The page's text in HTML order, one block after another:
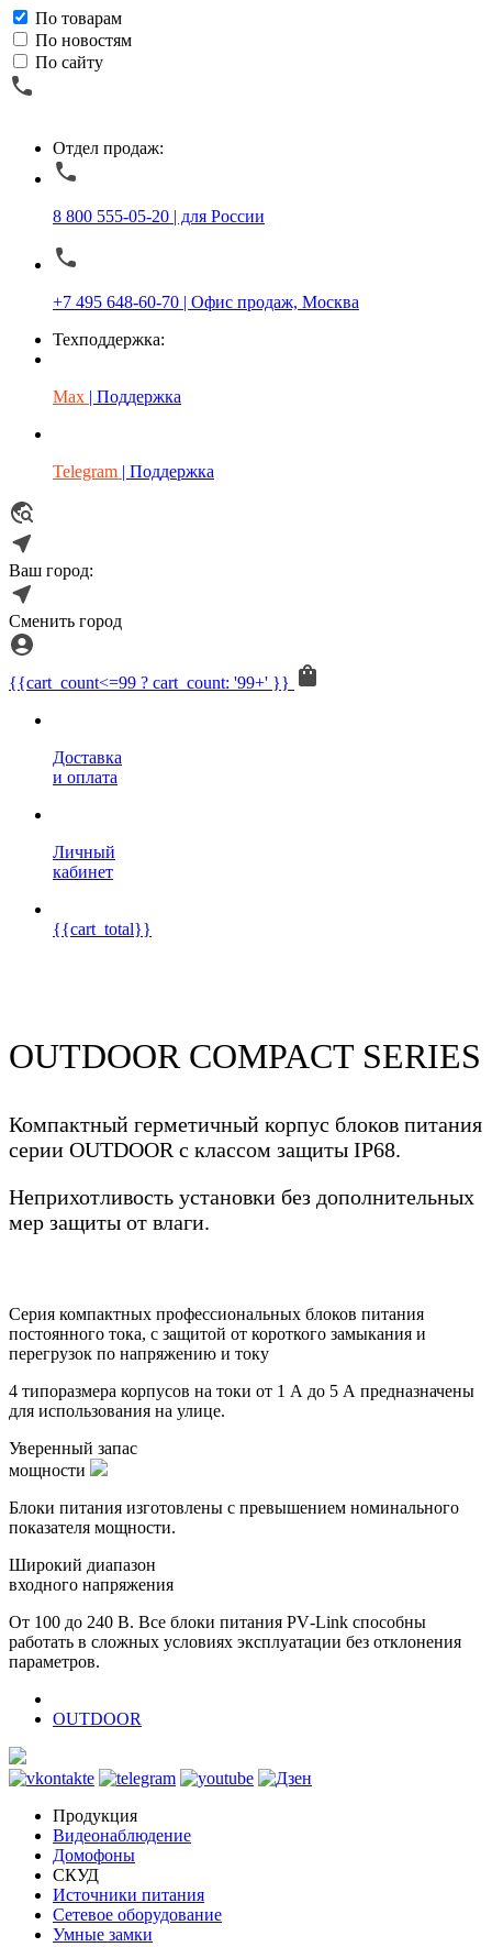
По товарам
По новостям
По сайту
Отдел продаж:
8 800 555-05-20 | для России
+7 495 648-60-70 | Офис продаж, Москва
Техподдержка:
Max | Поддержка
Telegram | Поддержка
Ваш город:
Сменить город
{{cart_count<=99 ? cart_count: '99+' }}
Доставка
и оплата
Личный
кабинет
{{cart_total}}
OUTDOOR COMPACT SERIES
Компактный герметичный корпус блоков питания
серии OUTDOOR с классом защиты IP68.
Неприхотливость установки без дополнительных
мер защиты от влаги.
Серия компактных профессиональных блоков питания
постоянного тока, с защитой от короткого замыкания и
перегрузок по напряжению и току
4 типоразмера корпусов на токи от 1 А до 5 А предназначены
для использования на улице.
Уверенный запас
мощности
Блоки питания изготовлены с превышением номинального
показателя мощности.
Широкий диапазон
входного напряжения
От 100 до 240 В. Все блоки питания PV‑Link способны
работать в сложных условиях эксплуатации без отклонения
параметров.
OUTDOOR
Продукция
Видеонаблюдение
Домофоны
СКУД
Источники питания
Сетевое оборудование
Умные замки